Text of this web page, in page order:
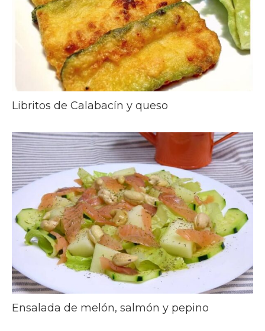
Libritos de Calabacín y queso
Ensalada de melón, salmón y pepino